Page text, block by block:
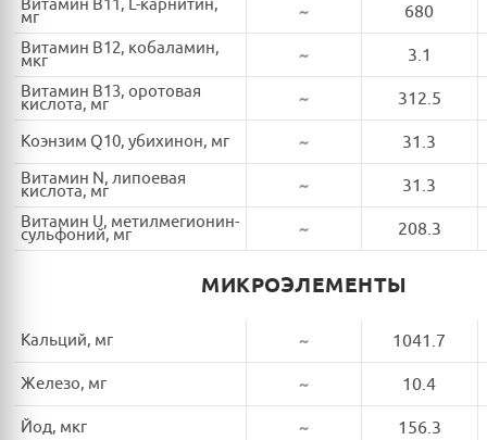
Витамин B11, L-карнитин,
мг ~ 680
Витамин B12, кобаламин,
мкг ~ 3.1
Витамин B13, оротовая
кислота, мг ~ 312.5
Коэнзим Q10, убихинон, мг ~ 31.3
Витамин N, липоевая
кислота, мг ~ 31.3
Витамин U, метилмегионин-
сульфоний, мг ~ 208.3
МИКРОЭЛЕМЕНТЫ
Кальций, мг ~ 1041.7
Железо, мг ~ 10.4
Йод, мкг ~ 156.3